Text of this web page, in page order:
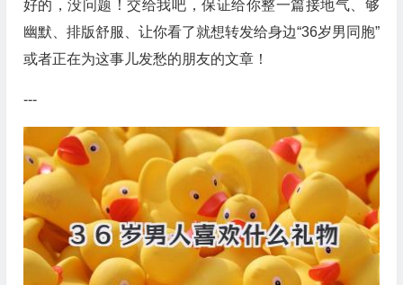
好的，没问题！交给我吧，保证给你整一篇接地气、够
幽默、排版舒服、让你看了就想转发给身边“36岁男同胞”
或者正在为这事儿发愁的朋友的文章！
---